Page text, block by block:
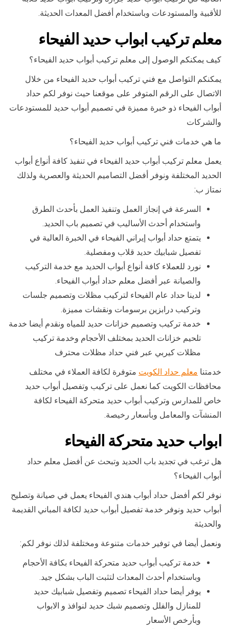
للأقبية والمستودعات وباستخدام أفضل المعدات الحديثة.
معلم تركيب ابواب حديد الفيحاء
كيف يمكنكم الوصول إلى معلم تركيب أبواب حديد الفيحاء؟
يمكنكم التواصل مع فني تركيب أبواب حديد الفيحاء من خلال
الاتصال على الرقم المتوفر على موقعنا حيث نوفر لكم حداد
أبواب الفيحاء ذو خبرة مميزة في تصميم أبواب حديد للمستودعات
والشركات
ما هي خدمات فني تركيب أبواب حديد الفيحاء؟
يعمل معلم تركيب أبواب حديد الفيحاء في تنفيذ كافة أنواع أبواب
الحديد المختلفة ونوفر أفضل التصاميم الحديثة والعصرية ولذلك
نمتاز ب:
السرعة في إنجاز العمل وتنفيذ العمل بأحدث الطرق
واستخدام أحدث الأساليب في تصميم باب الحديد.
يتمتع حداد أبواب إيراني الفيحاء في الخبرة العالية في
تفصيل شبابيك حديد قلاب ومفصلية.
نورد للعملاء كافة أنواع أبواب الحديد مع خدمة التركيب
والصيانة عبر أفضل معلم حداد أبواب الفيحاء.
لدينا حداد عام الفيحاء لتركيب مظلات وتصميم جلسات
وتركيب درابزين برسومات ونقشات مميزة.
خدمة تركيب وتصميم خزانات حديد للمياه ونقدم أيضا خدمة
تلحيم خزانات الحديد بمختلف الأحجام وخدمة تركيب
مظلات كيربي عبر فني حداد مظلات محترف
خدمتنا معلم حداد الكويت متوفرة لكافة العملاء في مختلف
محافظات الكويت كما نعمل على تركيب وتفصيل أبواب حديد
خاص للمدارس وتركيب أبواب حديد متحركة الفيحاء لكافة
المنشآت والمعامل وبأسعار رخيصة.
ابواب حديد متحركة الفيحاء
هل ترغب في تجديد باب الحديد وتبحث عن أفضل معلم حداد
أبواب الفيحاء؟
نوفر لكم أفضل حداد أبواب هندي الفيحاء يعمل في صيانة وتصليح
أبواب حديد ونوفر خدمة تفصيل أبواب حديد لكافة المباني القديمة
والحديثة
ونعمل أيضا في توفير خدمات متنوعة ومختلفة لذلك نوفر لكم:
خدمة تركيب أبواب حديد متحركة الفيحاء بكافة الأحجام
وباستخدام أحدث المعدات لتثبت الباب بشكل جيد.
يوفر أيضا حداد الفيحاء تصميم وتفصيل شبابيك حديد
للمنازل والفلل وتصميم شبك حديد لنوافذ و الابواب
وبأرخص الأسعار